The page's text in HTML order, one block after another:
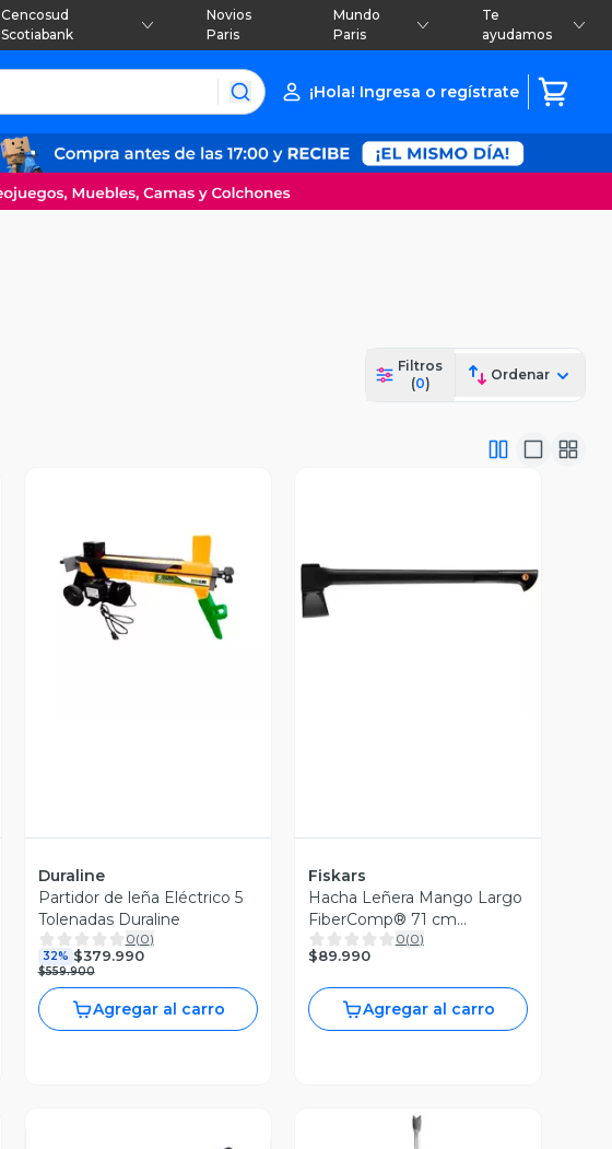
Cencosud
Scotiabank
Novios
Paris
Mundo
Paris
Te
ayudamos
¡Hola! Ingresa o regístrate
Filtros
(0)
Ordenar
Vista Previa
Duraline
Partidor de leña Eléctrico 5
Tolenadas Duraline
0(0)
32% $379.990
$559.900
Agregar al carro
Fiskars
Hacha Leñera Mango Largo
FiberComp® 71 cm
FISKARS
0(0)
$89.990
Agregar al carro